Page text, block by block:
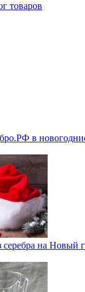
товаров
в
серебра на Новый